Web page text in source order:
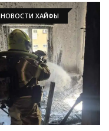
НОВОСТИ ХАЙФЫ